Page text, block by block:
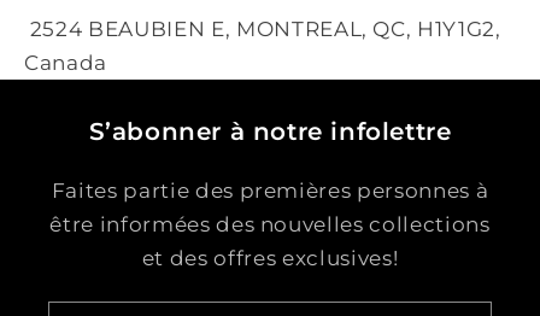
2524 BEAUBIEN E, MONTREAL, QC, H1Y1G2,
Canada
S’abonner à notre infolettre
Faites partie des premières personnes à
être informées des nouvelles collections
et des offres exclusives!